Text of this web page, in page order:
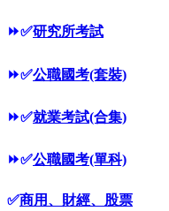
⏩✅研究所考試
⏩✅公職國考(套裝)
⏩✅就業考試(合集)
⏩✅公職國考(單科)
✅商用、財經、股票